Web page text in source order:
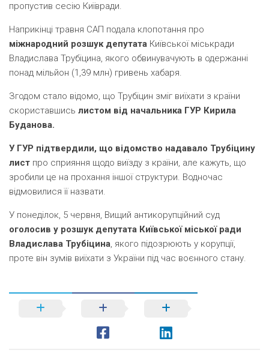
пропустив сесію Київради.
Наприкінці травня САП подала клопотання про
міжнародний розшук депутата Київської міськради
Владислава Трубіцина, якого обвинувачують в одержанні
понад мільйон (1,39 млн) гривень хабаря.
Згодом стало відомо, що Трубіцин зміг виїхати з країни
скориставшись листом від начальника ГУР Кирила
Буданова.
У ГУР підтвердили, що відомство надавало Трубіцину
лист про сприяння щодо виїзду з країни, але кажуть, що
зробили це на прохання іншої структури. Водночас
відмовилися її назвати.
У понеділок, 5 червня, Вищий антикорупційний суд
оголосив у розшук депутата Київської міської ради
Владислава Трубіцина, якого підозрюють у корупції,
проте він зумів виїхати з України під час воєнного стану.